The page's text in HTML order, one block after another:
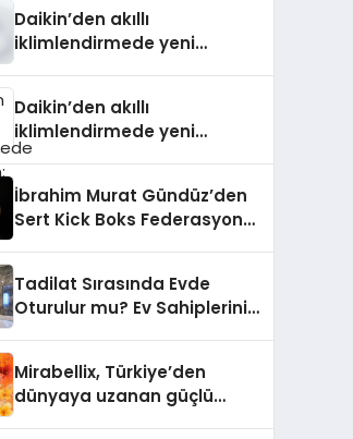
Daikin’den akıllı
iklimlendirmede yeni
Daikin’den akıllı
iklimlendirmede yeni
dönem: Madoka Plus
İbrahim Murat Gündüz’den
Sert Kick Boks Federasyonu
Tadilat Sırasında Evde
Oturulur mu? Ev Sahiplerinin
Mirabellix, Türkiye’den
dünyaya uzanan güçlü